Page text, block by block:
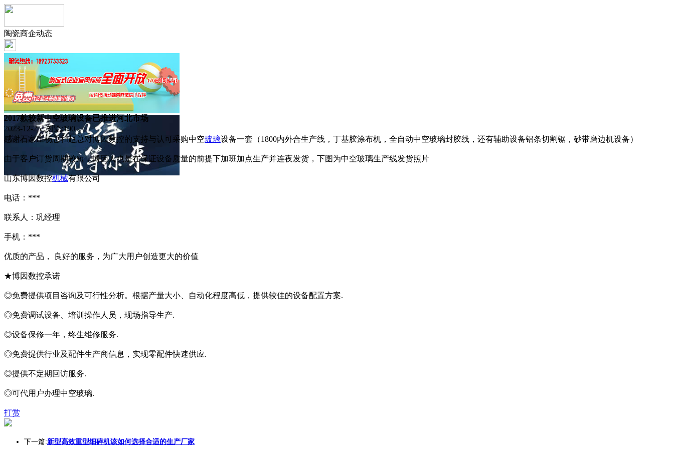
陶瓷商企动态
2017款较新中空玻璃设备已推进河北市场
2023-12-25 浏览:100
感谢石家庄杨总和赵总对博因数控的支持与认可采购中空玻璃设备一套（1800内外合生产线，丁基胶涂布机，全自动中空玻璃封胶线，还有辅助设备铝条切割锯，砂带磨边机设备）
由于客户订货周期较短，博因人也是在保证设备质量的前提下加班加点生产并连夜发货，下图为中空玻璃生产线发货照片
山东博因数控机械有限公司
电话：***
联系人：巩经理
手机：***
优质的产品， 良好的服务，为广大用户创造更大的价值
★博因数控承诺
◎免费提供项目咨询及可行性分析。根据产量大小、自动化程度高低，提供较佳的设备配置方案.
◎免费调试设备、培训操作人员，现场指导生产.
◎设备保修一年，终生维修服务.
◎免费提供行业及配件生产商信息，实现零配件快速供应.
◎提供不定期回访服务.
◎可代用户办理中空玻璃.
打赏
下一篇:新型高效重型细碎机该如何选择合适的生产厂家